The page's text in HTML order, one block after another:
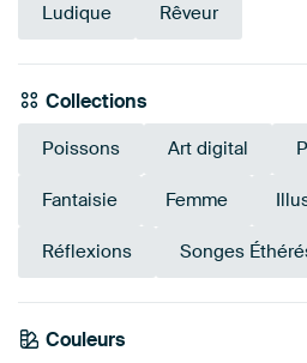
Ludique Rêveur
Collections
Poissons Art digital
Fantaisie Femme
Réflexions Songes
Couleurs
Sarcelle